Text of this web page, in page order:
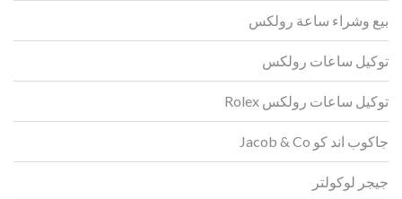
بيع وشراء ساعة رولكس
توكيل ساعات رولكس
توكيل ساعات رولكس Rolex
جاكوب اند كو Jacob & Co
جيجر لوكولتر